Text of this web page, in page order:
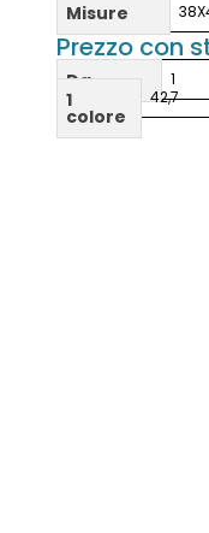
Misure
Prezzo con
Da 1
1
colore
42,7